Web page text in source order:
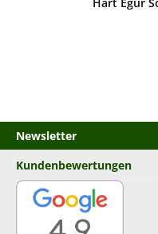
Newsletter
Kundenbewertungen